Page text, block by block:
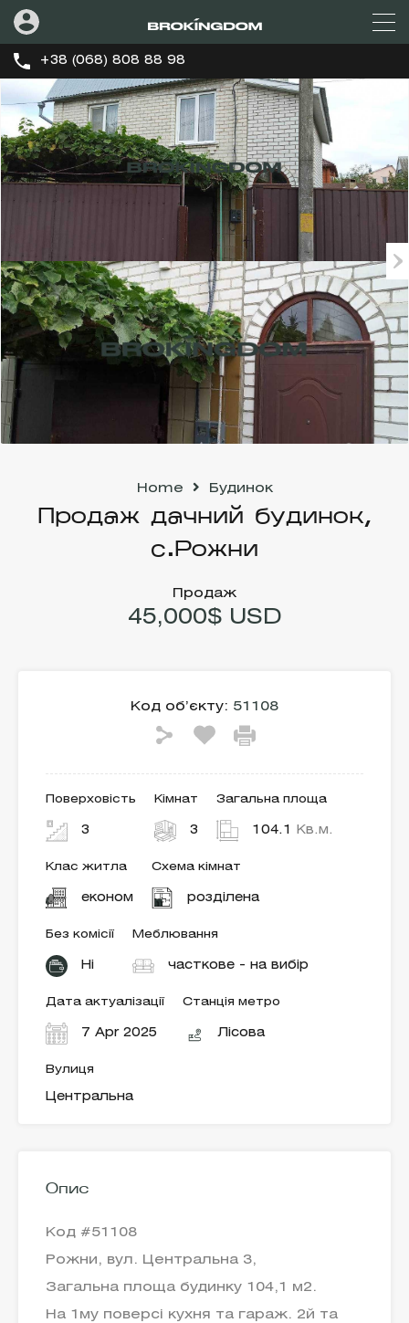
+38 (068) 808 88 98
Home Будинок
Продаж дачний будинок,
с.Рожни
Продаж
45,000$ USD
Код об’єкту: 51108
Поверховість
3
Кімнат
3
Загальна площа
104.1 Кв.м.
Клас житла
економ
Схема кімнат
розділена
Без комісії
Ні
Меблювання
часткове - на вибір
Дата актуалізації
7 Apr 2025
Станція метро
Лісова
Вулиця
Центральна
Опис
Код #51108
Рожни, вул. Центральна 3,
Загальна площа будинку 104,1 м2.
На 1му поверсі кухня та гараж. 2й та